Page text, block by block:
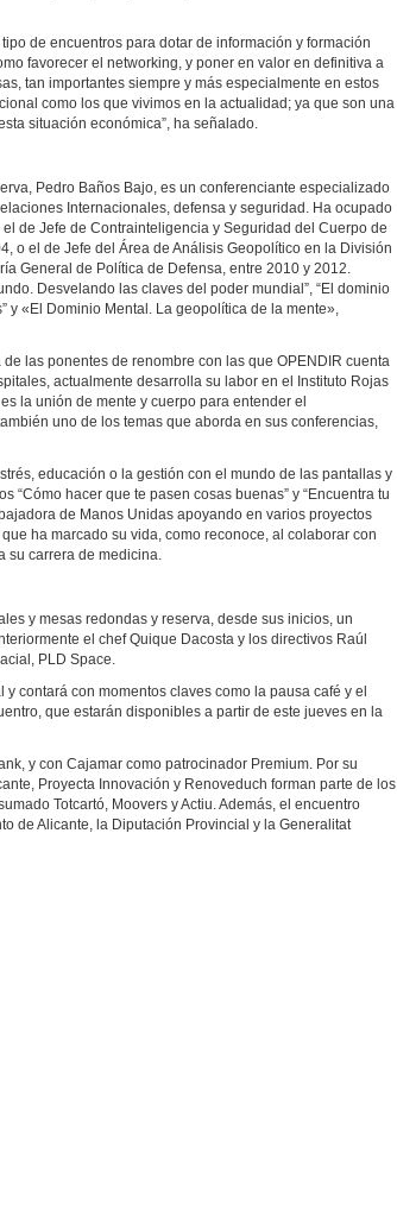
de encuentros para dotar de información y formación
favorecer el networking, y poner en valor en definitiva a
tan importantes siempre y más especialmente en estos
como los que vivimos en la actualidad; ya que son una
situación económica”, ha señalado.
Pedro Baños Bajo, es un conferenciante especializado
Internacionales, defensa y seguridad. Ha ocupado
de Jefe de Contrainteligencia y Seguridad del Cuerpo de
o el de Jefe del Área de Análisis Geopolítico en la División
General de Política de Defensa, entre 2010 y 2012.
Desvelando las claves del poder mundial”, “El dominio
y «El Dominio Mental. La geopolítica de la mente»,
las ponentes de renombre con las que OPENDIR cuenta
actualmente desarrolla su labor en el Instituto Rojas
la unión de mente y cuerpo para entender el
uno de los temas que aborda en sus conferencias,
educación o la gestión con el mundo de las pantallas y
“Cómo hacer que te pasen cosas buenas” y “Encuentra tu
de Manos Unidas apoyando en varios proyectos
ha marcado su vida, como reconoce, al colaborar con
su carrera de medicina.
y mesas redondas y reserva, desde sus inicios, un
el chef Quique Dacosta y los directivos Raúl
PLD Space.
contará con momentos claves como la pausa café y el
que estarán disponibles a partir de este jueves en la
y con Cajamar como patrocinador Premium. Por su
Proyecta Innovación y Renoveduch forman parte de los
Totcartó, Moovers y Actiu. Además, el encuentro
de Alicante, la Diputación Provincial y la Generalitat